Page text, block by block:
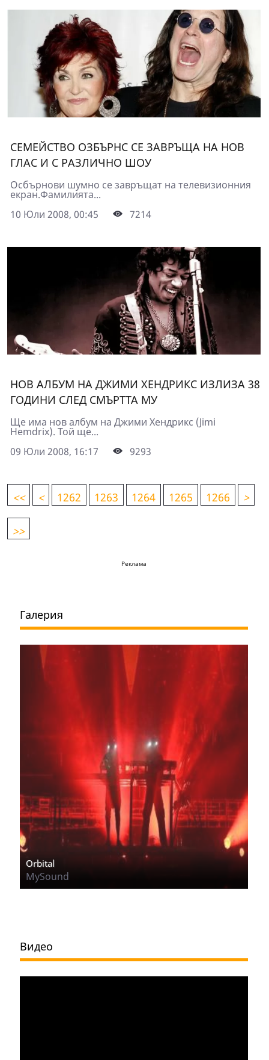
СЕМЕЙСТВО ОЗБЪРНС СЕ ЗАВРЪЩА НА НОВ
ГЛАС И С РАЗЛИЧНО ШОУ
Осбърнови шумно се завръщат на телевизионния
екран.Фамилията...
10 Юли 2008, 00:45
7214
НОВ АЛБУМ НА ДЖИМИ ХЕНДРИКС ИЗЛИЗА 38
ГОДИНИ СЛЕД СМЪРТТА МУ
Ще има нов албум на Джими Хендрикс (Jimi
Hemdrix). Той ще...
09 Юли 2008, 16:17
9293
<< < 1262 1263 1264 1265 1266 >
>>
Реклама
Галерия
Orbital
MySound
Видео